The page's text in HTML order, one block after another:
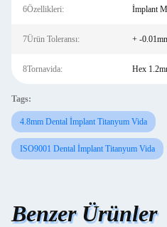
6Özellikleri: İmplant
7Ürün Toleransı: + -
8Tornavida: Hex
Tags:
4.8mm Dental İmplant Titanyum Vida
ISO9001 Dental İmplant Titanyum Vida
Benzer Ürünler